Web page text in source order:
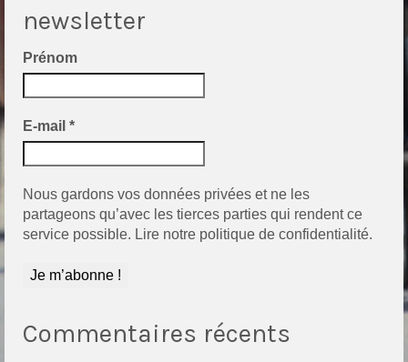
newsletter
Prénom
E-mail *
Nous gardons vos données privées et ne les
partageons qu’avec les tierces parties qui rendent ce
service possible. Lire notre politique de confidentialité.
Commentaires récents